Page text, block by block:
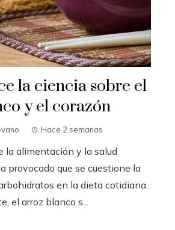
la ciencia sobre el
y el corazón
Hace 2 semanas
la alimentación y la salud
provocado que se cuestione la
en la dieta cotidiana.
el arroz blanco s...